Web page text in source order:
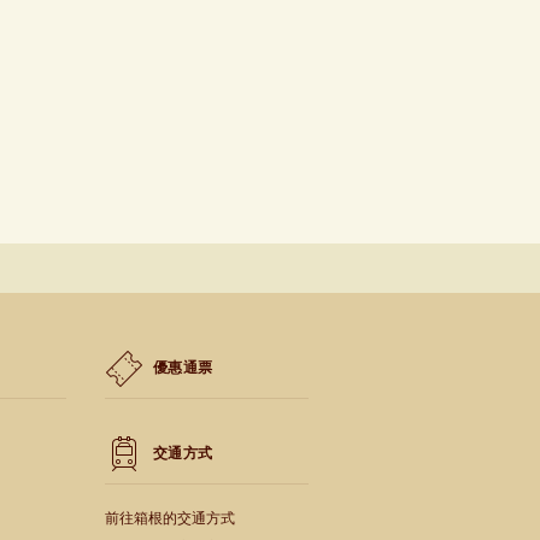
優惠通票
交通方式
前往箱根的交通方式